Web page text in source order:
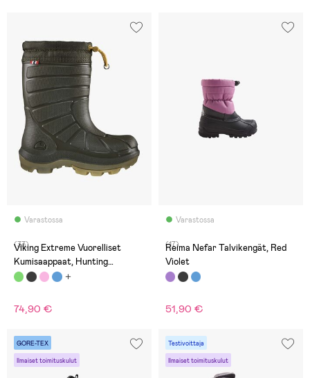
Varastossa
(33)
Viking Extreme Vuorelliset
Kumisaappaat, Hunting
Green/Khaki
74,90 €
Varastossa
(17)
Reima Nefar Talvikengät, Red
Violet
51,90 €
GORE-TEX
Ilmaiset toimituskulut
Testivoittaja
Ilmaiset toimituskulut